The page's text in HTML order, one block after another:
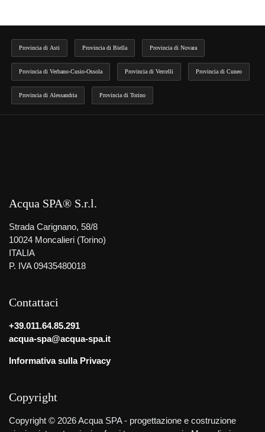
Provincia di Asti Provincia di Biella Provincia di Novara
Provincia di Verbano-Cusio-Ossola Provincia di Vercelli Provincia di Cuneo
Provincia di Alessandria Provincia di Torino
Acqua SPA® S.r.l.
Strada Carignano, 58/8
10024 Moncalieri (Torino)
ITALIA
P. IVA 09435480018
Contattaci
+39.011.64.85.291
acqua-spa@acqua-spa.it
Informativa sulla Privacy
Copyright
Copyright © 2026 Acqua SPA - progettazione e costruzione